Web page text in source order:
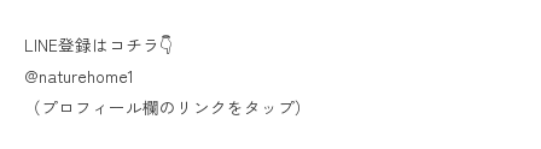
LINE登録はコチラ👇
@naturehome1
（プロフィール欄のリンクをタップ）